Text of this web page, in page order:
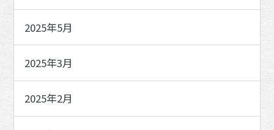
2025年5月
2025年3月
2025年2月